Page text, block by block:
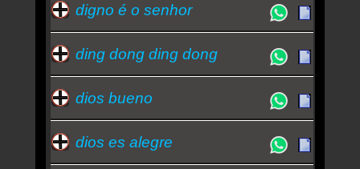
digno é o senhor
ding dong ding dong
dios bueno
dios es alegre